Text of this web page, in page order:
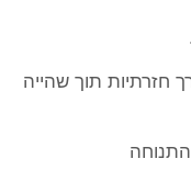
חזרתיות תוך שהייה
התנוחה